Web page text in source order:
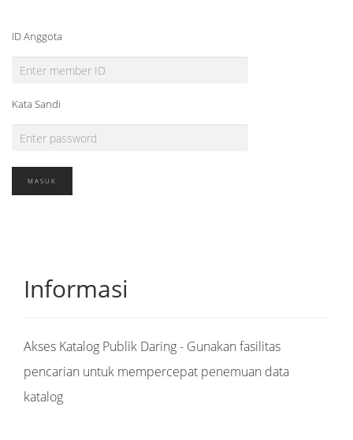
ID Anggota
Kata Sandi
Informasi
Akses Katalog Publik Daring - Gunakan fasilitas
pencarian untuk mempercepat penemuan data
katalog